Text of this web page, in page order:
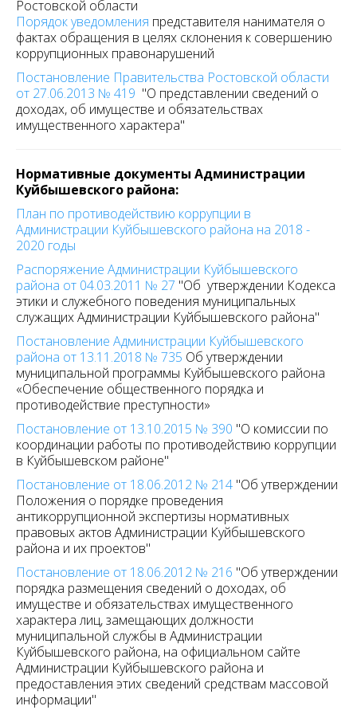
Ростовской области
Порядок уведомления представителя нанимателя о
фактах обращения в целях склонения к совершению
коррупционных правонарушений
Постановление Правительства Ростовской области
от 27.06.2013 № 419 "О представлении сведений о
доходах, об имуществе и обязательствах
имущественного характера"
Нормативные документы Администрации
Куйбышевского района:
План по противодействию коррупции в
Администрации Куйбышевского района на 2018 -
2020 годы
Распоряжение Администрации Куйбышевского
района от 04.03.2011 № 27 "Об утверждении Кодекса
этики и служебного поведения муниципальных
служащих Администрации Куйбышевского района"
Постановление Администрации Куйбышевского
района от 13.11.2018 № 735 Об утверждении
муниципальной программы Куйбышевского района
«Обеспечение общественного порядка и
противодействие преступности»
Постановление от 13.10.2015 № 390 "О комиссии по
координации работы по противодействию коррупции
в Куйбышевском районе"
Постановление от 18.06.2012 № 214 "Об утверждении
Положения о порядке проведения
антикоррупционной экспертизы нормативных
правовых актов Администрации Куйбышевского
района и их проектов"
Постановление от 18.06.2012 № 216 "Об утверждении
порядка размещения сведений о доходах, об
имуществе и обязательствах имущественного
характера лиц, замещающих должности
муниципальной службы в Администрации
Куйбышевского района, на официальном сайте
Администрации Куйбышевского района и
предоставления этих сведений средствам массовой
информации"